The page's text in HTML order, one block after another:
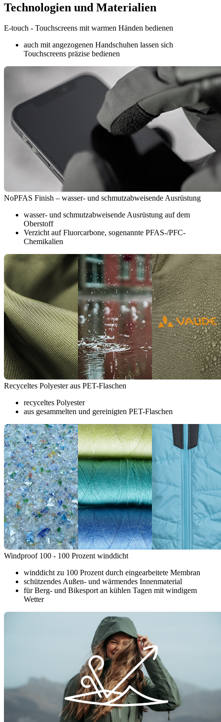
Technologien und Materialien
E-touch - Touchscreens mit warmen Händen bedienen
auch mit angezogenen Handschuhen lassen sich
Touchscreens präzise bedienen
NoPFAS Finish – wasser- und schmutzabweisende Ausrüstung
wasser- und schmutzabweisende Ausrüstung auf dem
Oberstoff
Verzicht auf Fluorcarbone, sogenannte PFAS-/PFC-
Chemikalien
Recyceltes Polyester aus PET-Flaschen
recyceltes Polyester
aus gesammelten und gereinigten PET-Flaschen
Windproof 100 - 100 Prozent winddicht
winddicht zu 100 Prozent durch eingearbeitete Membran
schützendes Außen- und wärmendes Innenmaterial
für Berg- und Bikesport an kühlen Tagen mit windigem
Wetter